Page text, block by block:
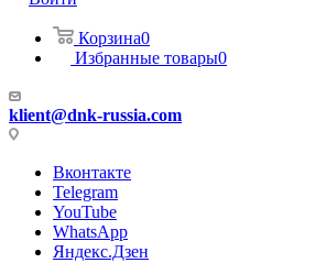
Корзина0
Избранные товары0
klient@dnk-russia.com
Вконтакте
Telegram
YouTube
WhatsApp
Яндекс.Дзен